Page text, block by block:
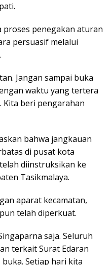
proses penegakan aturan
persuasif melalui
Jangan sampai buka
waktu yang tertera
Kita beri pengarahan
bahwa jangkauan
di pusat kota
diinstruksikan ke
Tasikmalaya.
aparat kecamatan,
telah diperkuat.
saja. Seluruh
terkait Surat Edaran
Setiap hari kita